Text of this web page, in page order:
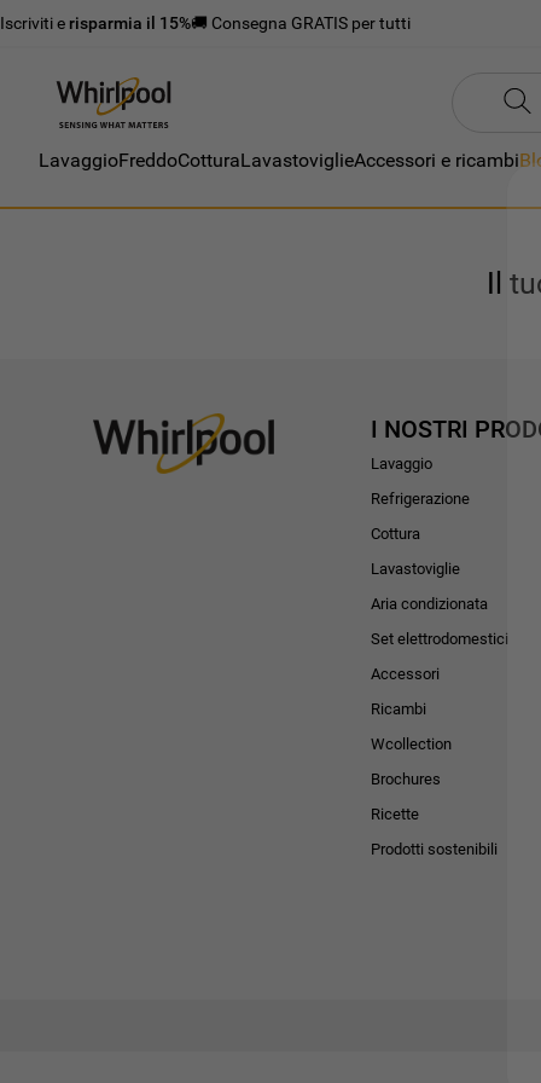
Iscriviti e risparmia il 15%🚚 Consegna GRATIS per tutti
LavaggioFreddoCotturaLavastoviglieAccessori e ricambi
Il
I NOSTRI
Lavaggio
Refrigerazione
Cottura
Lavastoviglie
Aria condizionata
Set elettrodomestici
Accessori
Ricambi
Wcollection
Brochures
Ricette
Prodotti sostenibili